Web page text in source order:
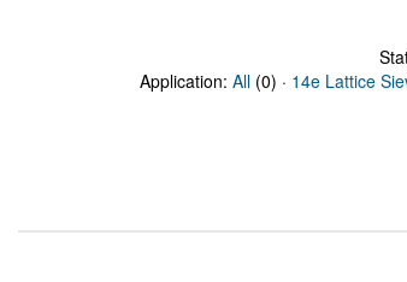
Application: All (0) · 14e Lattice